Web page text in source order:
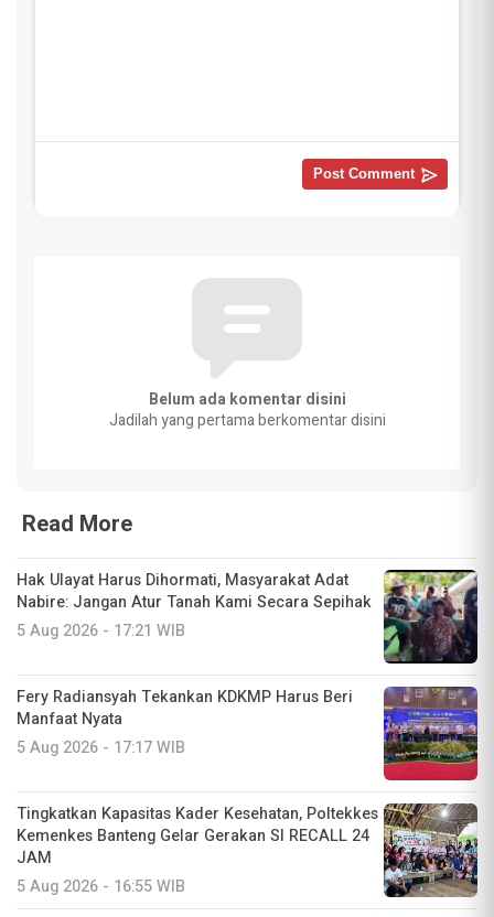
Belum ada komentar disini
Jadilah yang pertama berkomentar disini
Read More
Hak Ulayat Harus Dihormati, Masyarakat Adat
Nabire: Jangan Atur Tanah Kami Secara Sepihak
5 Aug 2026 - 17:21 WIB
Fery Radiansyah Tekankan KDKMP Harus Beri
Manfaat Nyata
5 Aug 2026 - 17:17 WIB
Tingkatkan Kapasitas Kader Kesehatan, Poltekkes
Kemenkes Banteng Gelar Gerakan SI RECALL 24
JAM
5 Aug 2026 - 16:55 WIB